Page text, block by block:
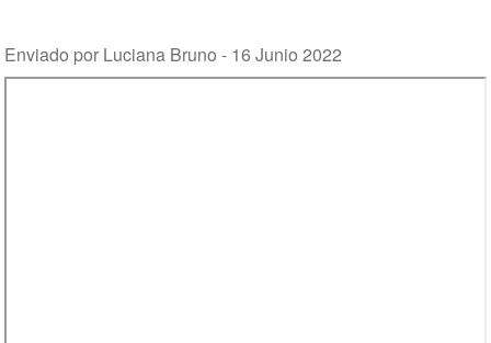
Enviado por Luciana Bruno - 16 Junio 2022